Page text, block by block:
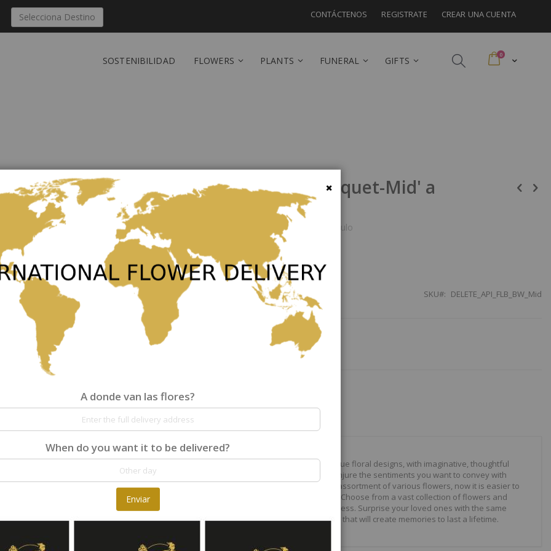
CONTÁCTENOS REGISTRATE CREAR UNA CUENTA
Selecciona Destino
Cart
0artículos
SOSTENIBILIDAD FLOWERS PLANTS FUNERAL GIFTS
Enviar 'Funeral / Sympathy Bouquet-Mid' a
Botswana
Sea el primero en dejar una reseña para este artículo
Funeral Sympathy Bouquet
50,00 € SKU DELETE_API_FLB_BW_Mid
A donde van las flores?
Detalles
At Fleurop, our skilled floral designers endeavour to create unique floral designs, with imaginative, thoughtful
as well as fun themes. Each bouquet is personally crafted to conjure the sentiments you want to convey with
the flowers. From a traditional bouquet of red roses to modern assortment of various flowers, now it is easier to
send different flowers that are as diverse as your expressions. Choose from a vast collection of flowers and
gift baskets for delivery at Fleurop, the possibilities are just endless. Surprise your loved ones with the same
day delivery of fresh flowers arrangements and wonderful gifts that will create memories to last a lifetime.
Reseñas
A donde van las flores?
When do you want it to be delivered?
Enviar